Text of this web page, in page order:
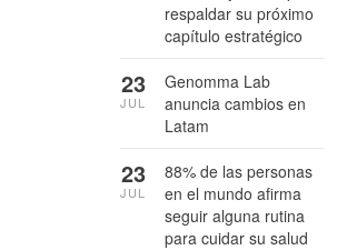
respaldar su próximo
capítulo estratégico
Genomma Lab
anuncia cambios en
Latam
23
JUL
88% de las personas
en el mundo afirma
seguir alguna rutina
para cuidar su salud
23
JUL